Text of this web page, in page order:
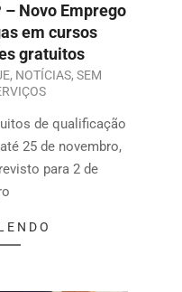
Novo Emprego
em cursos
gratuitos
, NOTÍCIAS, SEM
de qualificação
25 de novembro,
para 2 de